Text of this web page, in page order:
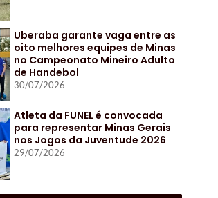
Uberaba garante vaga entre as
oito melhores equipes de Minas
no Campeonato Mineiro Adulto
de Handebol
30/07/2026
Atleta da FUNEL é convocada
para representar Minas Gerais
nos Jogos da Juventude 2026
29/07/2026